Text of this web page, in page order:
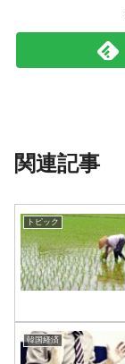
関連記事
トピック
韓国経済